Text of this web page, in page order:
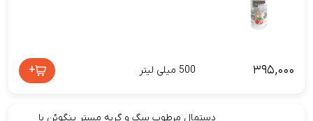
۳۹۵,۰۰۰ 500 میلی لیتر +
دستمال مرطوب سگ و گربه مستر پنگوئن با